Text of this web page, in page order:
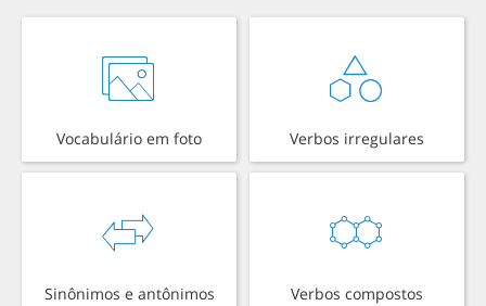
Vocabulário em foto Verbos irregulares
Sinônimos e antônimos Verbos compostos